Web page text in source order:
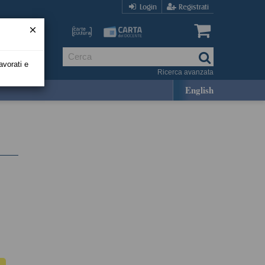
Login Registrati
Ricerca avanzata
English
e